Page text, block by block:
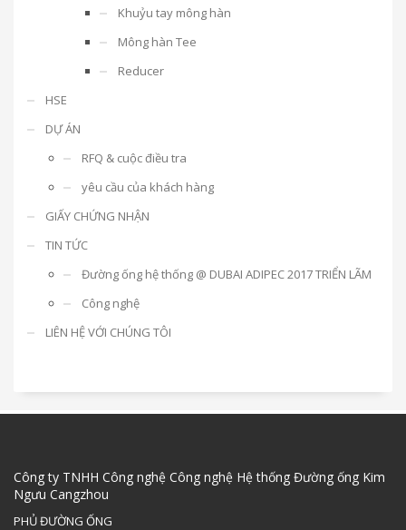
Khuỷu tay mông hàn
Mông hàn Tee
Reducer
HSE
DỰ ÁN
RFQ & cuộc điều tra
yêu cầu của khách hàng
GIẤY CHỨNG NHẬN
TIN TỨC
Đường ống hệ thống @ DUBAI ADIPEC 2017 TRIỂN LÃM
Công nghệ
LIÊN HỆ VỚI CHÚNG TÔI
Công ty TNHH Công nghệ Công nghệ Hệ thống Đường ống Kim
Ngưu Cangzhou
PHỦ ĐƯỜNG ỐNG